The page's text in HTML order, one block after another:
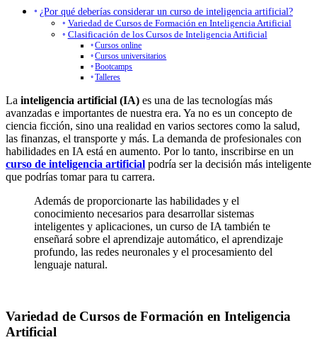
¿Por qué deberías considerar un curso de inteligencia artificial?
Variedad de Cursos de Formación en Inteligencia Artificial
Clasificación de los Cursos de Inteligencia Artificial
Cursos online
Cursos universitarios
Bootcamps
Talleres
La inteligencia artificial (IA) es una de las tecnologías más
avanzadas e importantes de nuestra era. Ya no es un concepto de
ciencia ficción, sino una realidad en varios sectores como la salud,
las finanzas, el transporte y más. La demanda de profesionales con
habilidades en IA está en aumento. Por lo tanto, inscribirse en un
curso de inteligencia artificial podría ser la decisión más inteligente
que podrías tomar para tu carrera.
Además de proporcionarte las habilidades y el
conocimiento necesarios para desarrollar sistemas
inteligentes y aplicaciones, un curso de IA también te
enseñará sobre el aprendizaje automático, el aprendizaje
profundo, las redes neuronales y el procesamiento del
lenguaje natural.
Variedad de Cursos de Formación en Inteligencia
Artificial